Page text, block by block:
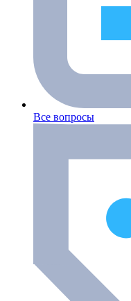
Все вопросы